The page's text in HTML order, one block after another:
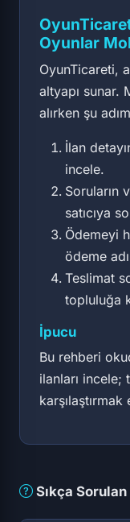
Oyunlar
OyunTicareti,
altyapı sunar.
alırken şu
İlan
incele.
Soruların
satıcıya
Ödemeyi
ödeme
Teslimat
topluluğa
İpucu
Bu rehberi
ilanları
Sıkça